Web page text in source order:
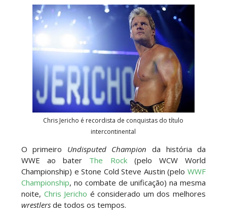
Estreia no Main Roster à vista? WWE regista
marca "Vice City" para Lola Vice
SCSA867-Aug 07 2026
Recomeço na AEW: Daniel Garcia revela como
Jon Moxley salvou a identidade da empresa
junto dos fãs
-Aug 07 2026
de interromper combate de Brie Bella após
lesão grave no ombro
SCSA867-Aug 07 2026
WWE: Nikki Bella não quer continuar na WWE
Chris Jericho é recordista de conquistas do título
intercontinental
O primeiro Undisputed Champion da história da
WWE ao bater The Rock(pelo WCW World
Championship) e Stone Cold Steve Austin (peloWWF
Championship, no combate de unificação) na mesma
noite, Chris Jericho é considerado um dos melhores
wrestlersde todos os tempos.